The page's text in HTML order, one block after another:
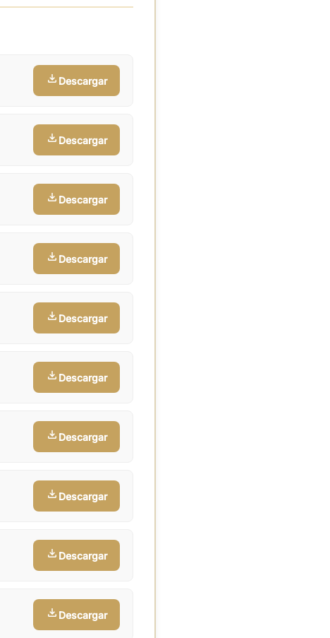
Descargar
Descargar
Descargar
Descargar
Descargar
Descargar
Descargar
Descargar
Descargar
Descargar